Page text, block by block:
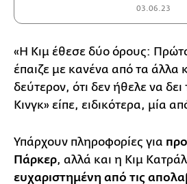
03.06.23
«Η Κιμ έθεσε δύο όρους:
έπαιζε με κανένα από τα άλλα
δεύτερον, ότι δεν ήθελε να
Κινγκ» είπε, ειδικότερα, μία
Υπάρχουν πληροφορίες για
Πάρκερ, αλλά και η Κιμ Κατράλ
ευχαριστημένη από τις